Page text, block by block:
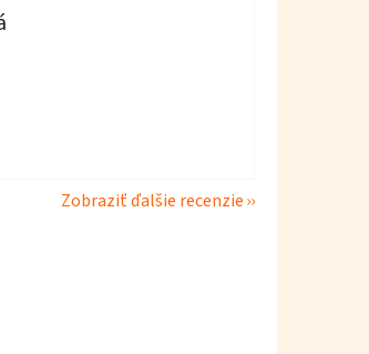
z 5 hviezdičiek.
z 5 hviezdičiek.
Zobraziť ďalšie recenzie